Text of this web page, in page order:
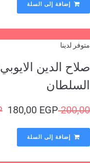
إضافة إلى السلة
لدينا
الدين
180,00EGP
إضافة إلى السلة